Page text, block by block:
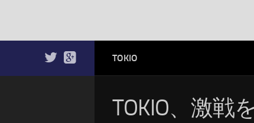
TOKIO
TOKIO、激戦